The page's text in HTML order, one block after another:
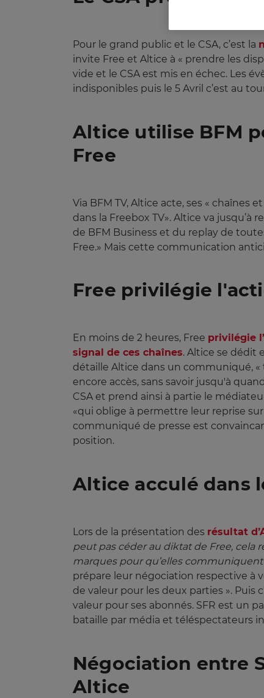
Pour le grand public et le CSA, c’est la
invite Free et Altice à « prendre les
vide et le CSA est mis en échec. Les
indisponibles puis le 5 Avril c’est au
Altice utilise BFM
Free
Via BFM TV, Altice acte, ses «
dans la Freebox TV». Altice va jusqu’à
de BFM Business et du replay de
Free.» Mais cette communication
Free privilégie
En moins de 2 heures, Free privilégie
signal de ces chaînes. Altice se dédit
détaille Altice dans un communiqué, «
encore accès, sans savoir jusqu'à
CSA et prend ainsi à partie le
«qui oblige à permettre leur reprise
communiqué de presse est
position.
Altice acculé dans
Lors de la présentation des résultat
peut pas céder au diktat de Free, cela
marques pour qu’elles
prépare leur négociation respective à
de valeur pour les deux parties ». Puis
valeur pour ses abonnés. SFR est un
bataille par média et téléspectateurs
Négociation entre
Altice